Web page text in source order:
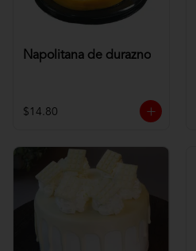
Napolitana de durazno
$14.80